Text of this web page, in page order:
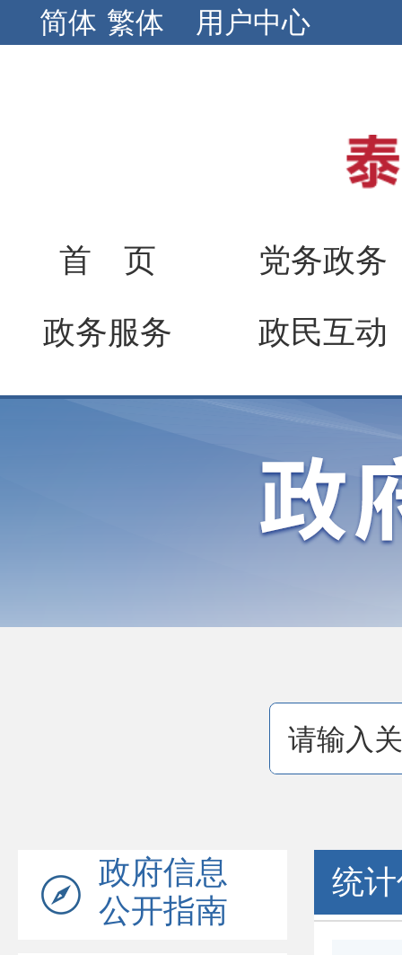
简体 繁体 用户中心
首 页
党务政务
政务服务
政民互动
政府信息
公开指南
统